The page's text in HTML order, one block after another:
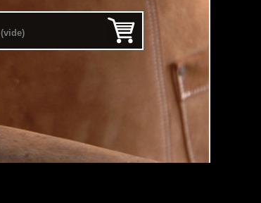
(vide)